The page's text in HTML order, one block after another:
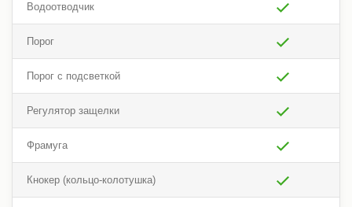
Водоотводчик
Порог
Порог с подсветкой
Регулятор защелки
Фрамуга
Кнокер (кольцо-колотушка)